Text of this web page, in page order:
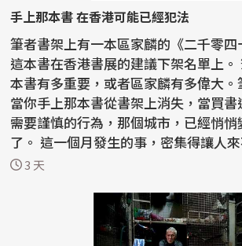
手上那本書 在香港可能已經犯法
筆者書架上有一本區家麟的《二千零
這本書在香港書展的建議下架名單上。 筆者不是要說這
本書有多重要，或者區家麟有多偉大。
當你手上那本書從書架上消失，當買
需要謹慎的行為，那個城市，已經悄
了。 這一個月發生的事，密集得讓人來不及消化。過去
半...3 天